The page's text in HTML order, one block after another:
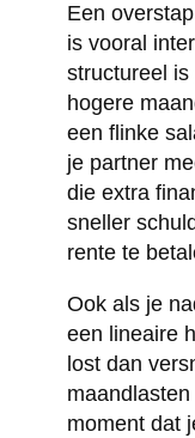
Een
is vooral
structureel is
hogere
een flinke
je partner
die extra
sneller
rente te
Ook als je
een lineaire
lost dan
moment dat